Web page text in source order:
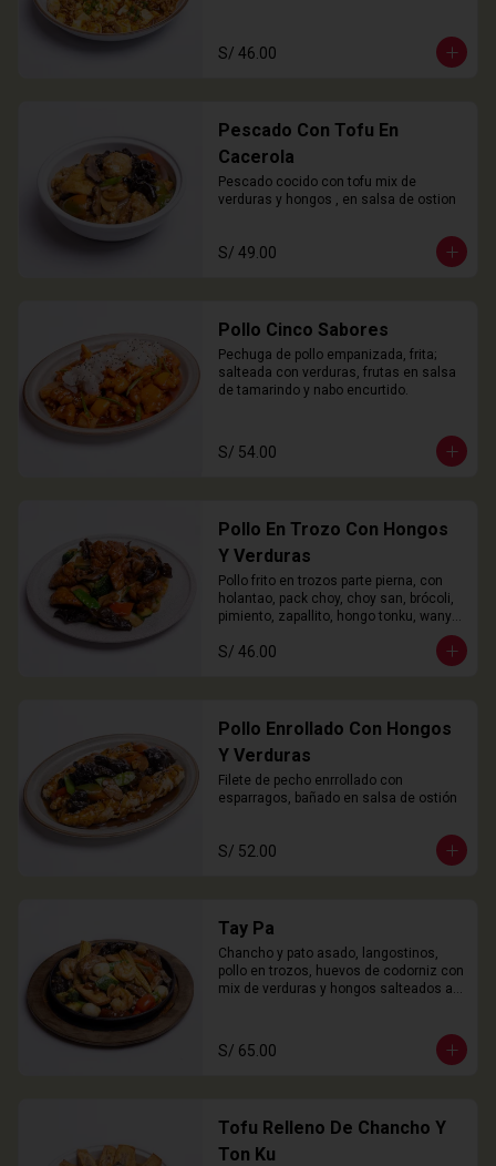
S/ 46.00
Pescado Con Tofu En
Cacerola
Pescado cocido con tofu mix de
verduras y hongos , en salsa de ostion
S/ 49.00
Pollo Cinco Sabores
Pechuga de pollo empanizada, frita;
salteada con verduras, frutas en salsa
de tamarindo y nabo encurtido.
S/ 54.00
Pollo En Trozo Con Hongos
Y Verduras
Pollo frito en trozos parte pierna, con
holantao, pack choy, choy san, brócoli,
pimiento, zapallito, hongo tonku, wanyi
S/ 46.00
Pollo Enrollado Con Hongos
Y Verduras
Filete de pecho enrrollado con
esparragos, bañado en salsa de ostión
S/ 52.00
Tay Pa
Chancho y pato asado, langostinos,
pollo en trozos, huevos de codorniz con
mix de verduras y hongos salteados al
S/ 65.00
Tofu Relleno De Chancho Y
Ton Ku